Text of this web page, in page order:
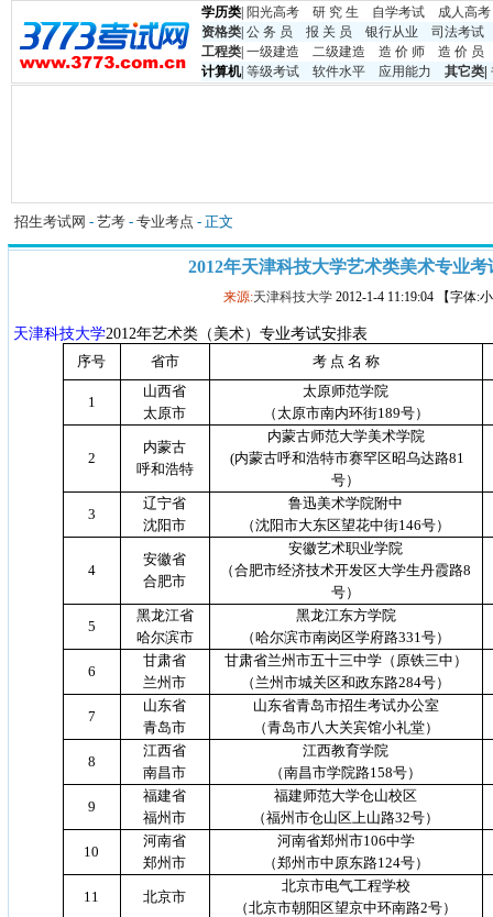
学历类 阳光高考 研 究 生 自学考试
成人高考
资格类 公 务 员 报 关 员 银行从业
司法考试
工程类 一级建造 二级建造 造 价 师
造 价 员
计算机| 等级考试 软件水平 应用能力 其它类
招生考试网 - 艺考 - 专业考点 - 正文
2012年天津科技大学艺术类美术专业考
来源:天津科技大学 2012-1-4 11:19:04 【字体:
天津科技大学2012年艺术类（美术）专业考试安排表
序号
省市 考 点 名 称
1
山西省
太原市
太原师范学院
（太原市南内环街189号）
2
内蒙古
呼和浩特
内蒙古师范大学美术学院
(内蒙古呼和浩特市赛罕区昭乌达路81
号）
3
辽宁省
沈阳市
鲁迅美术学院附中
（沈阳市大东区望花中街146号）
4
安徽省
合肥市
安徽艺术职业学院
（合肥市经济技术开发区大学生丹霞路8
号）
5
黑龙江省
哈尔滨市
黑龙江东方学院
（哈尔滨市南岗区学府路331号）
6
甘肃省
兰州市
甘肃省兰州市五十三中学（原铁三中）
（兰州市城关区和政东路284号）
7
山东省
青岛市
山东省青岛市招生考试办公室
（青岛市八大关宾馆小礼堂）
8
江西省
南昌市
江西教育学院
（南昌市学院路158号）
9
福建省
福州市
福建师范大学仓山校区
（福州市仓山区上山路32号）
10
河南省
郑州市
河南省郑州市106中学
（郑州市中原东路124号）
11 北京市
北京市电气工程学校
（北京市朝阳区望京中环南路2号）